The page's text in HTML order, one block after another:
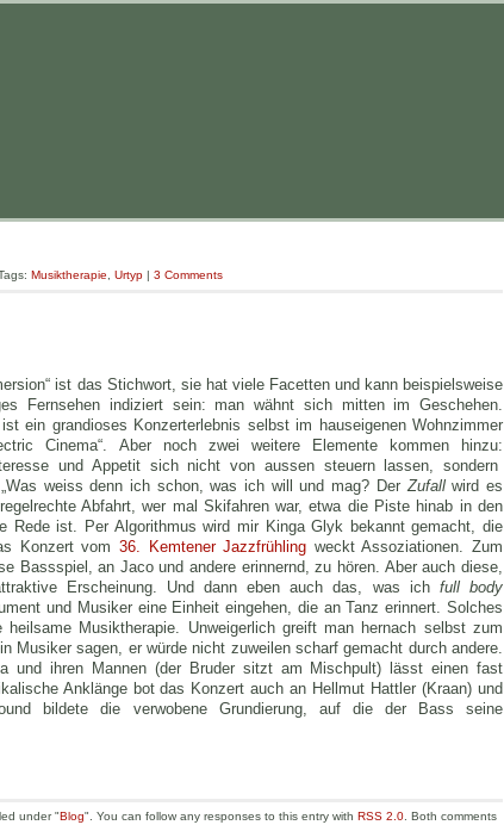
Musiktherapie Urtyp | 3 Comments
ist das Stichwort, sie hat viele Facetten und kann beispielsweise
Fernsehen indiziert sein: man wähnt sich mitten im Geschehen.
ein grandioses Konzerterlebnis selbst im hauseigenen Wohnzimmer
Cinema“. Aber noch zwei weitere Elemente kommen hinzu:
und Appetit sich nicht von aussen steuern lassen, sondern
weiss denn ich schon, was ich will und mag? DerZufallwird es
Abfahrt, wer mal Skifahren war, etwa die Piste hinab in den
Rede ist. Per Algorithmus wird mir Kinga Glyk bekannt gemacht, die
Konzert vom 36. Kemtener Jazzfrühling weckt Assoziationen. Zum
Bassspiel, an Jaco und andere erinnernd, zu hören. Aber auch diese,
Erscheinung. Und dann eben auch das, was ich full body
und Musiker eine Einheit eingehen, die an Tanz erinnert. Solches
Musiktherapie. Unweigerlich greift man hernach selbst zum
Musiker sagen, er würde nicht zuweilen scharf gemacht durch andere.
und ihren Mannen (der Bruder sitzt am Mischpult) lässt einen fast
Anklänge bot das Konzert auch an Hellmut Hattler (Kraan) und
bildete die verwobene Grundierung, auf die der Bass seine
under "Blog". You can follow any responses to this entry with RSS 2.0 . Both comments